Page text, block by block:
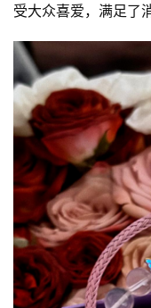
受大众喜爱，满足了